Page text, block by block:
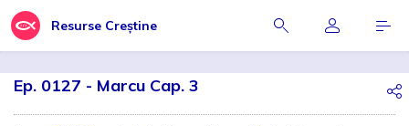
Resurse Creștine
Ep. 0127 - Marcu Cap. 3